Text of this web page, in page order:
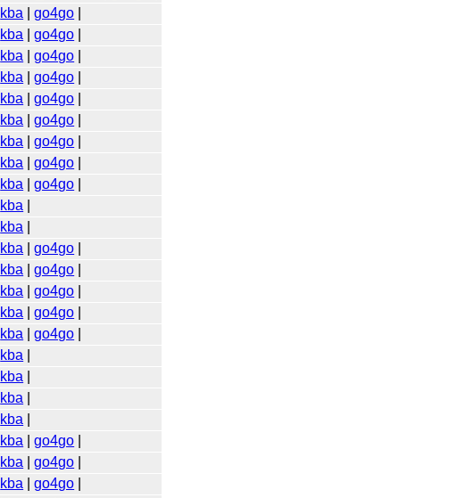
kba |go4go
kba |go4go
kba |go4go
kba |go4go
kba |go4go
kba |go4go
kba |go4go
kba |go4go
kba |go4go
kba
kba
kba |go4go
kba |go4go
kba |go4go
kba |go4go
kba |go4go
kba
kba
kba
kba
kba |go4go
kba |go4go
kba |go4go